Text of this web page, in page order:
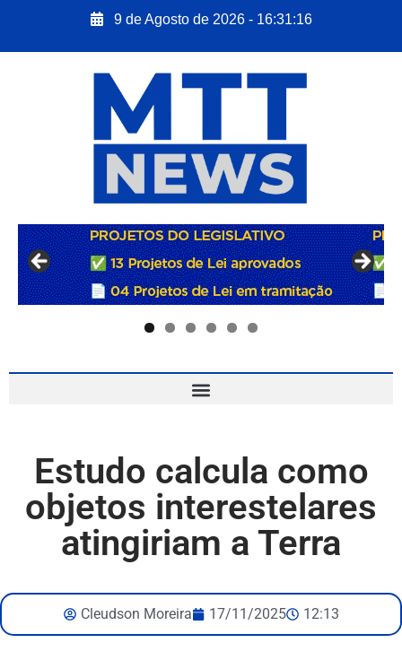
9 de Agosto de 2026 - 16:31:17
Estudo calcula como
objetos interestelares
atingiriam a Terra
Cleudson Moreira 17/11/2025 12:13